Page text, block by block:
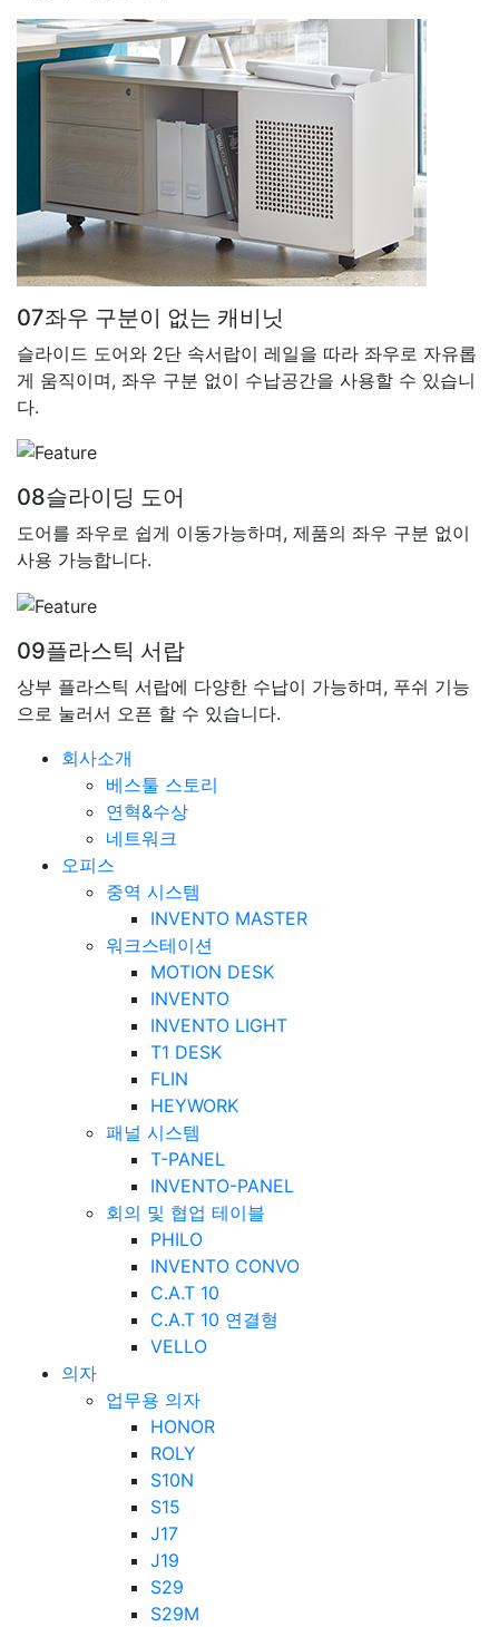
07좌우 구분이 없는 캐비닛
슬라이드 도어와 2단 속서랍이 레일을 따라 좌우로 자유롭
게 움직이며, 좌우 구분 없이 수납공간을 사용할 수 있습니
다.
08슬라이딩 도어
도어를 좌우로 쉽게 이동가능하며, 제품의 좌우 구분 없이
사용 가능합니다.
09플라스틱 서랍
상부 플라스틱 서랍에 다양한 수납이 가능하며, 푸쉬 기능
으로 눌러서 오픈 할 수 있습니다.
회사소개
베스툴 스토리
연혁&수상
네트워크
오피스
중역 시스템
INVENTO MASTER
워크스테이션
MOTION DESK
INVENTO
INVENTO LIGHT
T1 DESK
FLIN
HEYWORK
패널 시스템
T-PANEL
INVENTO-PANEL
회의 및 협업 테이블
PHILO
INVENTO CONVO
C.A.T 10
C.A.T 10 연결형
VELLO
의자
업무용 의자
HONOR
ROLY
S10N
S15
J17
J19
S29
S29M